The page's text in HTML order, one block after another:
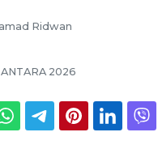
Ridwan
ANTARA 2026